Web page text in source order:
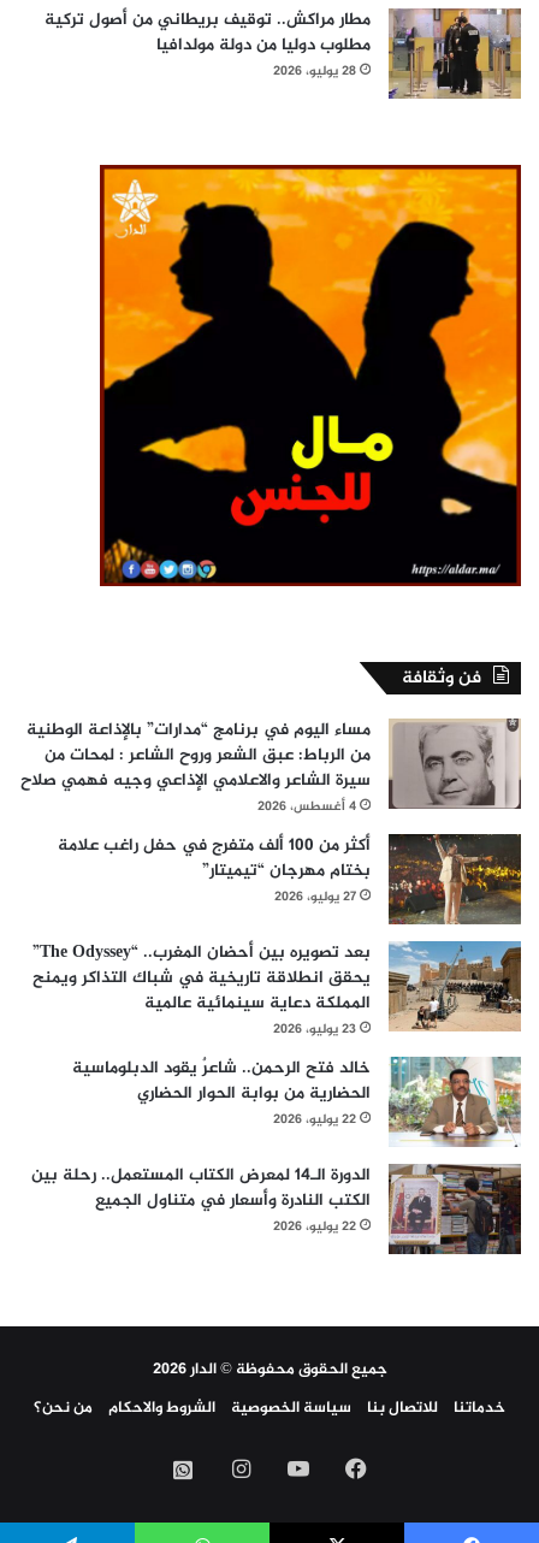
مطار مراكش.. توقيف بريطاني من أصول تركية
مطلوب دوليا من دولة مولدافيا
28 يوليو، 2026
فن وثقافة
مساء اليوم في برنامج “مدارات” بالإذاعة الوطنية
من الرباط: عبق الشعر وروح الشاعر : لمحات من
سيرة الشاعر والاعلامي الإذاعي وجيه فهمي صلاح
4 أغسطس، 2026
أكثر من 100 ألف متفرج في حفل راغب علامة
بختام مهرجان “تيميتار”
27 يوليو، 2026
بعد تصويره بين أحضان المغرب.. “The Odyssey”
يحقق انطلاقة تاريخية في شباك التذاكر ويمنح
المملكة دعاية سينمائية عالمية
23 يوليو، 2026
خالد فتح الرحمن.. شاعرٌ يقود الدبلوماسية
الحضارية من بوابة الحوار الحضاري
22 يوليو، 2026
الدورة الـ14 لمعرض الكتاب المستعمل.. رحلة بين
الكتب النادرة وأسعار في متناول الجميع
22 يوليو، 2026
جميع الحقوق محفوظة © الدار 2026
خدماتنا
للاتصال بنا سياسة الخصوصية الشروط والاحكام من نحن؟
فيسبوك‫YouTubeانستقرامواتساب